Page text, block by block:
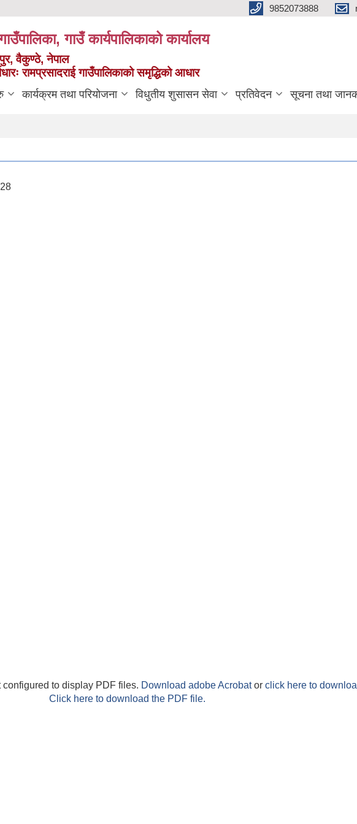
9852073888
गाउँ कार्यपालिकाको कार्यालय
वैकुण्ठे, नेपाल
रामप्रसादराई गाउँपालिकाको समृद्धिको आधार
कार्यक्रम तथा परियोजना विधुतीय शुसासन सेवा प्रतिवेदन सूचना तथा
configured to display PDF files. Download adobe Acrobator click here to
Click here to download the PDF file.